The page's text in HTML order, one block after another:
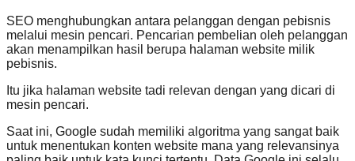
SEO menghubungkan antara pelanggan dengan pebisnis
melalui mesin pencari. Pencarian pembelian oleh pelanggan
akan menampilkan hasil berupa halaman website milik
pebisnis.
Itu jika halaman website tadi relevan dengan yang dicari di
mesin pencari.
Saat ini, Google sudah memiliki algoritma yang sangat baik
untuk menentukan konten website mana yang relevansinya